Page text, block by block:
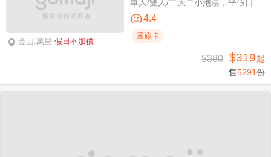
金山,萬里 假日不加價
4.4
國旅卡
$380 $319起
售5291份